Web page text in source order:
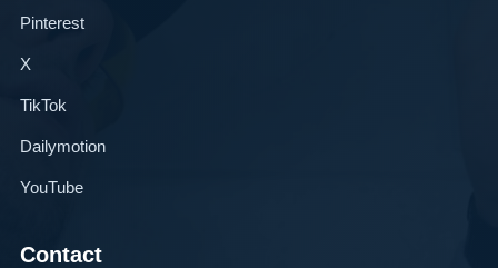
Pinterest
X
TikTok
Dailymotion
YouTube
Contact